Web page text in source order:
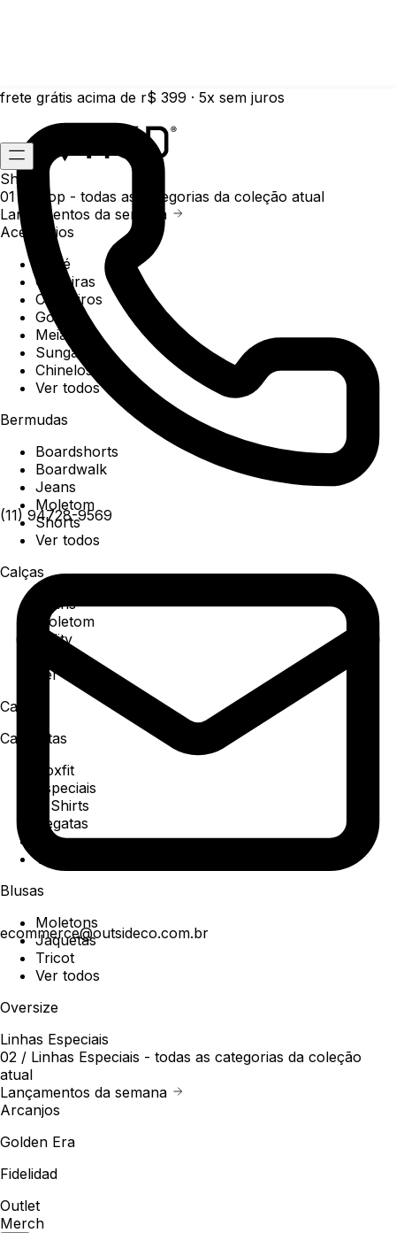
frete grátis acima de r$ 399 · 5x sem juros
(11) 94728-9569
ecommerce@outsideco.com.br
Shop
01 /
Shop - todas as categorias da coleção atual
Lançamentos da semana
Acessórios
Boné
Carteiras
Chaveiros
Gorros
Meias
Sunga
Chinelos
Ver todos
Bermudas
Boardshorts
Boardwalk
Jeans
Moletom
Shorts
Ver todos
Calças
Jeans
Moletom
Utility
Ver todos
Camisa
Camisetas
Boxfit
Especiais
T-Shirts
Regatas
Polo
Ver todos
Blusas
Moletons
Jaquetas
Tricot
Ver todos
Oversize
Linhas Especiais
02 / Linhas Especiais - todas as categorias da coleção
atual
Lançamentos da semana
Arcanjos
Golden Era
Fidelidad
Outlet
Merch